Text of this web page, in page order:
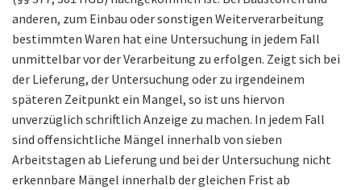
anderen, zum Einbau oder sonstigen Weiterverarbeitung
bestimmten Waren hat eine Untersuchung in jedem Fall
unmittelbar vor der Verarbeitung zu erfolgen. Zeigt sich bei
der Lieferung, der Untersuchung oder zu irgendeinem
späteren Zeitpunkt ein Mangel, so ist uns hiervon
unverzüglich schriftlich Anzeige zu machen. In jedem Fall
sind offensichtliche Mängel innerhalb von sieben
Arbeitstagen ab Lieferung und bei der Untersuchung nicht
erkennbare Mängel innerhalb der gleichen Frist ab